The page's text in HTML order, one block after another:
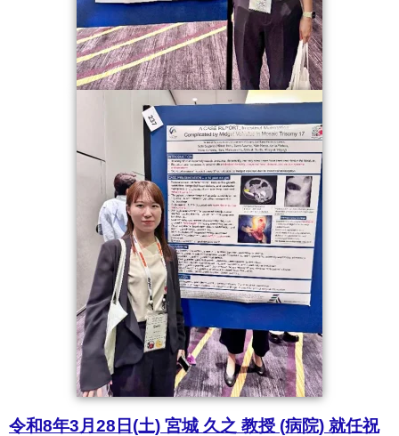
令和8年3月28日(土) 宮城 久之 教授 (病院) 就任祝